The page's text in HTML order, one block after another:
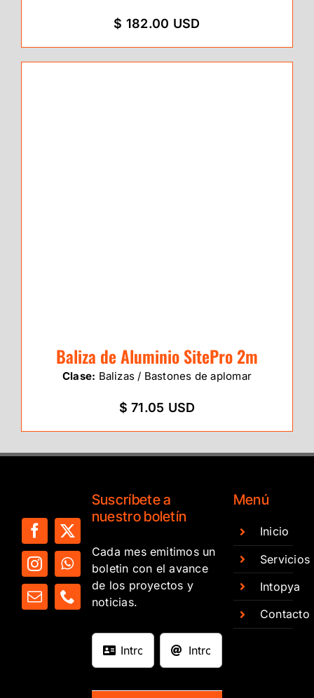
$ 182.00 USD
Baliza de Aluminio SitePro 2m
Clase: Balizas / Bastones de aplomar
$ 71.05 USD
Suscríbete a
nuestro boletín
Cada mes emitimos un
boletin con el avance
de los proyectos y
noticias.
Menú
Inicio
Servicios
Intopya
Contacto